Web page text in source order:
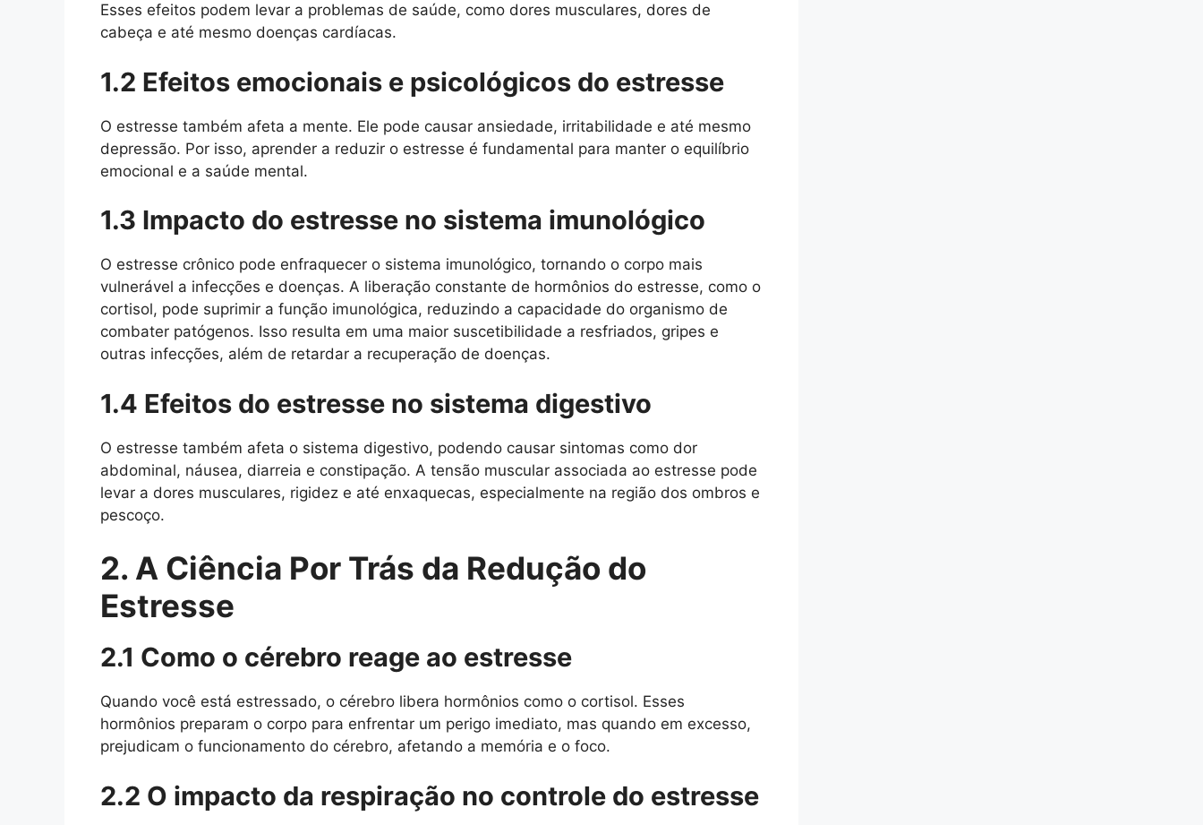
Esses efeitos podem levar a problemas de saúde, como dores musculares, dores de
cabeça e até mesmo doenças cardíacas.
1.2 Efeitos emocionais e psicológicos do estresse
O estresse também afeta a mente. Ele pode causar ansiedade, irritabilidade e até mesmo
depressão. Por isso, aprender a reduzir o estresse é fundamental para manter o equilíbrio
emocional e a saúde mental.
1.3 Impacto do estresse no sistema imunológico
O estresse crônico pode enfraquecer o sistema imunológico, tornando o corpo mais
vulnerável a infecções e doenças. A liberação constante de hormônios do estresse, como o
cortisol, pode suprimir a função imunológica, reduzindo a capacidade do organismo de
combater patógenos. Isso resulta em uma maior suscetibilidade a resfriados, gripes e
outras infecções, além de retardar a recuperação de doenças.
1.4 Efeitos do estresse no sistema digestivo
O estresse também afeta o sistema digestivo, podendo causar sintomas como dor
abdominal, náusea, diarreia e constipação. A tensão muscular associada ao estresse pode
levar a dores musculares, rigidez e até enxaquecas, especialmente na região dos ombros e
pescoço.
2. A Ciência Por Trás da Redução do
Estresse
2.1 Como o cérebro reage ao estresse
Quando você está estressado, o cérebro libera hormônios como o cortisol. Esses
hormônios preparam o corpo para enfrentar um perigo imediato, mas quando em excesso,
prejudicam o funcionamento do cérebro, afetando a memória e o foco.
2.2 O impacto da respiração no controle do estresse